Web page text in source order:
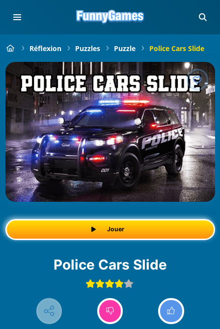
Réflexion Puzzles Puzzle Police Cars Slide
Jouer
Police Cars Slide